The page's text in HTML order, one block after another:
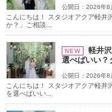
アクセス/TEL
公開日：2026年8
こんにちは！ スタジオアクア軽井
か？」ご相談...
NEW
軽井
選べばいい？
公開日：2026年8
こんにちは！ スタジオアクア軽井
を選べばいい...